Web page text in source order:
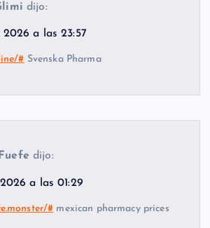
dijo:
a las 23:57
# Svenska Pharma
dijo:
a las 01:29
# mexican pharmacy prices